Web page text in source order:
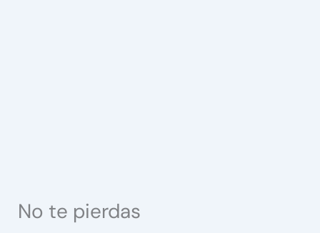
No te pierdas